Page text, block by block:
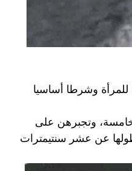
للمرأة وشرطا أساسيا
وتجبرهن على
عن عشر سنتيمترات